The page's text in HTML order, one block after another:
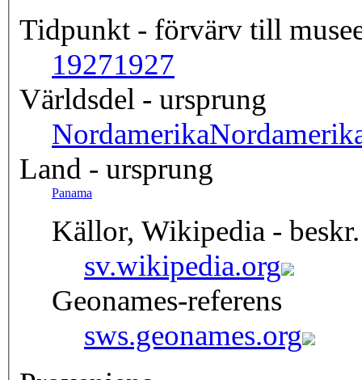
Tidpunkt - förvärv till
19271927
Världsdel - ursprung
Nordamerika
Land - ursprung
Panama
Källor, Wikipedia -
sv.wikipedia.org
Geonames-referens
sws.geonames.org